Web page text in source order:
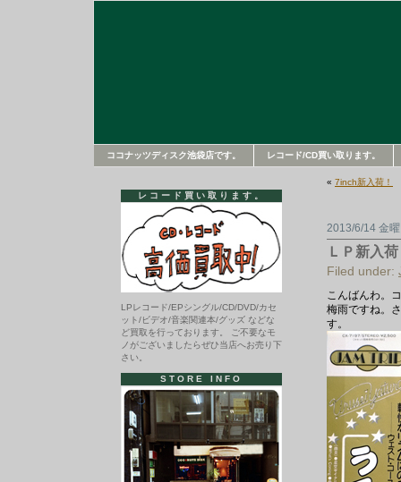
ココナッツディスク池袋店です。 レコード/CD買い取ります。
« 7inch新入荷！
2013/6/14 金
ＬＰ新入
Filed under:
こんばんわ。
梅雨ですね。
す。
レコード買い取ります。
LPレコード/EPシングル/CD/DVD/カセ
ット/ビデオ/音楽関連本/グッズ などな
ど買取を行っております。 ご不要なモ
ノがございましたらぜひ当店へお売り下
さい。
STORE INFO